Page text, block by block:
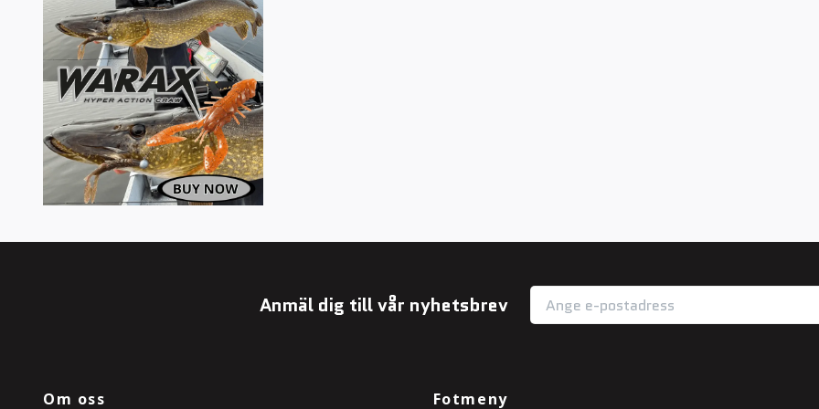
Anmäl dig till vår nyhetsbrev
Om oss Fotmeny